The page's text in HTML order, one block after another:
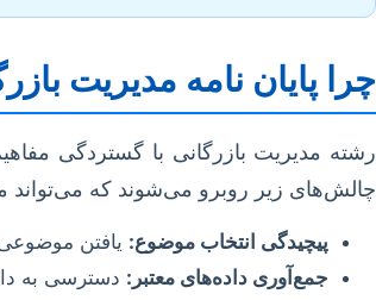
چرا پایان نامه مدیریت
رشته مدیریت بازرگانی با گستردگی
چالش‌های زیر روبرو می‌شوند که می‌تواند
پیچیدگی انتخاب موضوع: یافتن
جمع‌آوری داده‌های معتبر: دسترسی به